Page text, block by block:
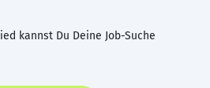
kannst Du Deine Job-Suche